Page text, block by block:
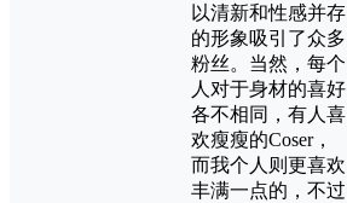
以清新和性感并存
的形象吸引了众多
粉丝。当然，每个
人对于身材的喜好
各不相同，有人喜
欢瘦瘦的Coser，
而我个人则更喜欢
丰满一点的，不过